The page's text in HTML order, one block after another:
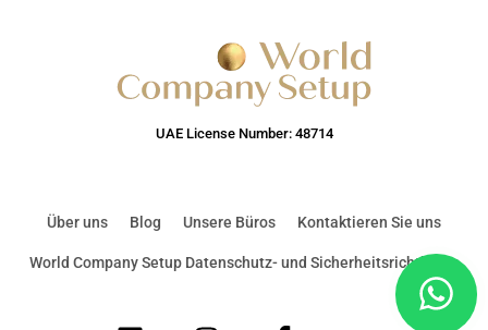
UAE License Number: 48714
Über uns Blog Unsere Büros Kontaktieren Sie uns
World Company Setup Datenschutz- und Sicherheitsrichtlinien